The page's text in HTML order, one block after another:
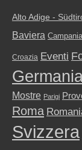
Alto Adige -
Baviera Campania
Croazia Eventi
Mostre Parigi
Roma
Svizzera